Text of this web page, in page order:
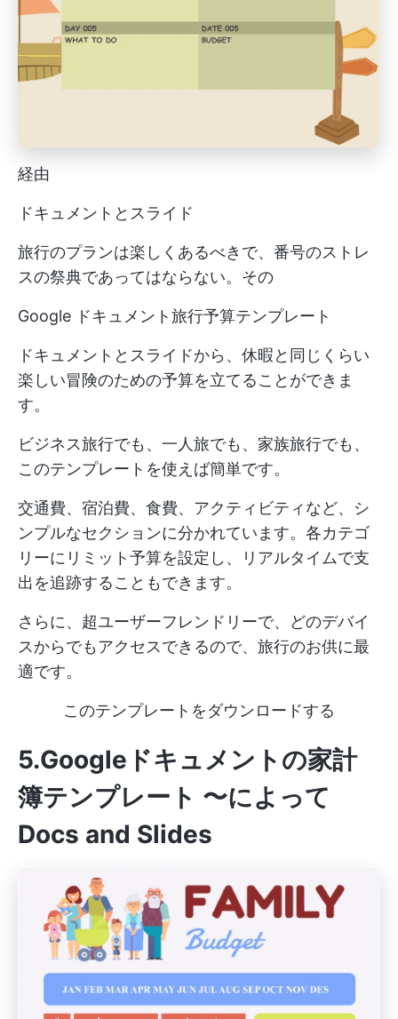
経由
ドキュメントとスライド
旅行のプランは楽しくあるべきで、番号のストレ
スの祭典であってはならない。その
Google ドキュメント旅行予算テンプレート
ドキュメントとスライドから、休暇と同じくらい
楽しい冒険のための予算を立てることができま
す。
ビジネス旅行でも、一人旅でも、家族旅行でも、
このテンプレートを使えば簡単です。
交通費、宿泊費、食費、アクティビティなど、シ
ンプルなセクションに分かれています。各カテゴ
リーにリミット予算を設定し、リアルタイムで支
出を追跡することもできます。
さらに、超ユーザーフレンドリーで、どのデバイ
スからでもアクセスできるので、旅行のお供に最
適です。
このテンプレートをダウンロードする
5.Googleドキュメントの家計
簿テンプレート 〜によって
Docs and Slides